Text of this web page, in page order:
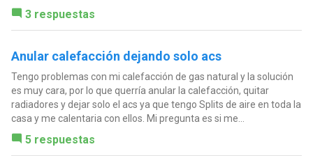
3 respuestas
Anular calefacción dejando solo acs
Tengo problemas con mi calefacción de gas natural y la solución
es muy cara, por lo que querría anular la calefacción, quitar
radiadores y dejar solo el acs ya que tengo Splits de aire en toda la
casa y me calentaria con ellos. Mi pregunta es si me...
5 respuestas